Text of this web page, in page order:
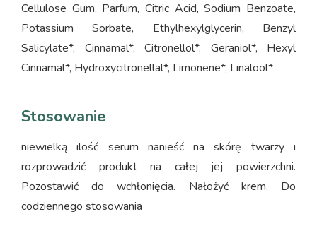
Cellulose Gum, Parfum, Citric Acid, Sodium Benzoate,
Potassium Sorbate, Ethylhexylglycerin, Benzyl
Salicylate*, Cinnamal*, Citronellol*, Geraniol*, Hexyl
Cinnamal*, Hydroxycitronellal*, Limonene*, Linalool*
Stosowanie
niewielką ilość serum nanieść na skórę twarzy i
rozprowadzić produkt na całej jej powierzchni.
Pozostawić do wchłonięcia. Nałożyć krem. Do
codziennego stosowania